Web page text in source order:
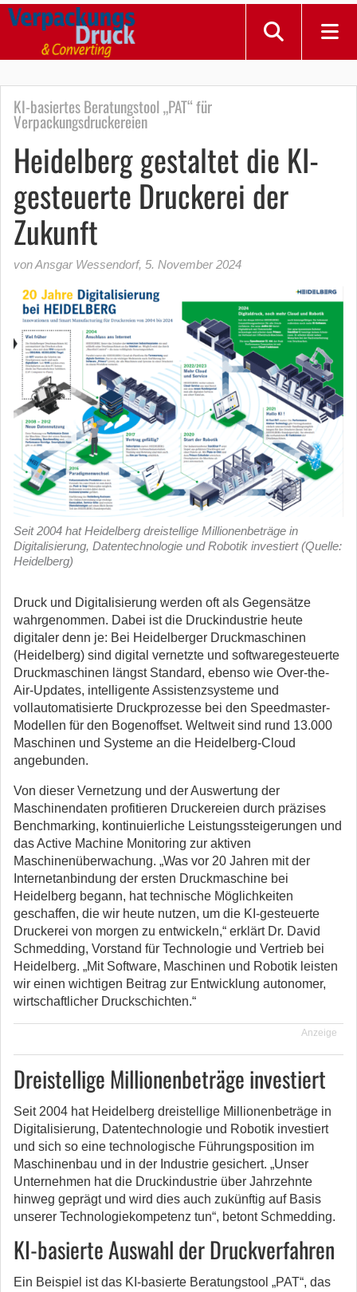
KI-basiertes Beratungstool „PAT“ für
Verpackungsdruckereien
Heidelberg gestaltet die KI-
gesteuerte Druckerei der
Zukunft
von Ansgar Wessendorf, 5. November 2024
Seit 2004 hat Heidelberg dreistellige Millionenbeträge in
Digitalisierung, Datentechnologie und Robotik investiert (Quelle:
Heidelberg)
Druck und Digitalisierung werden oft als Gegensätze
wahrgenommen. Dabei ist die Druckindustrie heute
digitaler denn je: Bei Heidelberger Druckmaschinen
(Heidelberg) sind digital vernetzte und softwaregesteuerte
Druckmaschinen längst Standard, ebenso wie Over-the-
Air-Updates, intelligente Assistenzsysteme und
vollautomatisierte Druckprozesse bei den Speedmaster-
Modellen für den Bogenoffset. Weltweit sind rund 13.000
Maschinen und Systeme an die Heidelberg-Cloud
angebunden.
Von dieser Vernetzung und der Auswertung der
Maschinendaten profitieren Druckereien durch präzises
Benchmarking, kontinuierliche Leistungssteigerungen und
das Active Machine Monitoring zur aktiven
Maschinenüberwachung. „Was vor 20 Jahren mit der
Internetanbindung der ersten Druckmaschine bei
Heidelberg begann, hat technische Möglichkeiten
geschaffen, die wir heute nutzen, um die KI-gesteuerte
Druckerei von morgen zu entwickeln,“ erklärt Dr. David
Schmedding, Vorstand für Technologie und Vertrieb bei
Heidelberg. „Mit Software, Maschinen und Robotik leisten
wir einen wichtigen Beitrag zur Entwicklung autonomer,
wirtschaftlicher Druckschichten.“
Anzeige
Dreistellige Millionenbeträge investiert
Seit 2004 hat Heidelberg dreistellige Millionenbeträge in
Digitalisierung, Datentechnologie und Robotik investiert
und sich so eine technologische Führungsposition im
Maschinenbau und in der Industrie gesichert. „Unser
Unternehmen hat die Druckindustrie über Jahrzehnte
hinweg geprägt und wird dies auch zukünftig auf Basis
unserer Technologiekompetenz tun“, betont Schmedding.
KI-basierte Auswahl der Druckverfahren
Ein Beispiel ist das KI-basierte Beratungstool „PAT“, das